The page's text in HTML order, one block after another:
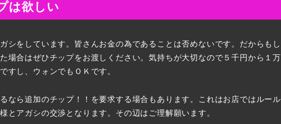
は欲しい
シをしています。皆さんお金の為であることは否めないです。だからもし
場合はぜひチップをお渡しください。気持ちが大切なので５千円から１万
すし、ウォンでもＯＫです。
なら追加のチップ！！を要求する場合もあります。これはお店ではルール
とアガシの交渉となります。その辺はご理解願います。